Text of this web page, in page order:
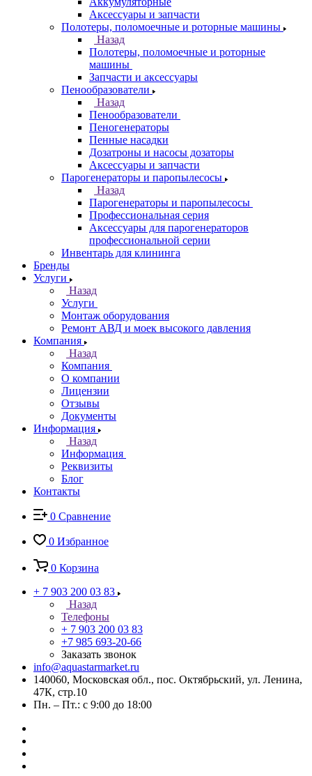
Аксессуары и запчасти
Полотеры, поломоечные и роторные машины
Назад
Полотеры, поломоечные и роторные
машины
Запчасти и аксессуары
Пенообразователи
Назад
Пенообразователи
Пеногенераторы
Пенные насадки
Дозатроны и насосы дозаторы
Аксессуары и запчасти
Парогенераторы и паропылесосы
Назад
Парогенераторы и паропылесосы
Профессиональная серия
Аксессуары для парогенераторов
профессиональной серии
Инвентарь для клининга
Бренды
Услуги
Назад
Услуги
Монтаж оборудования
Ремонт АВД и моек высокого давления
Компания
Назад
Компания
О компании
Лицензии
Отзывы
Документы
Информация
Назад
Информация
Реквизиты
Блог
Контакты
0 Сравнение
0 Избранное
0 Корзина
+ 7 903 200 03 83
Назад
Телефоны
+ 7 903 200 03 83
+7 985 693-20-66
Заказать звонок
info@aquastarmarket.ru
140060, Московская обл., пос. Октябрьский, ул. Ленина,
47К, стр.10
Пн. – Пт.: с 9:00 до 18:00